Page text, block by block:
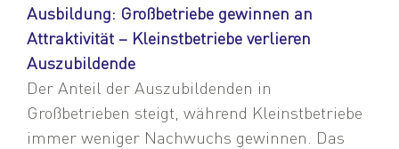
Ausbildung: Großbetriebe gewinnen an
Attraktivität – Kleinstbetriebe verlieren
Auszubildende
Der Anteil der Auszubildenden in
Großbetrieben steigt, während Kleinstbetriebe
immer weniger Nachwuchs gewinnen. Das